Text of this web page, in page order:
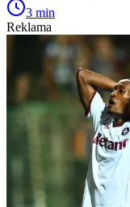
3 min
Reklama